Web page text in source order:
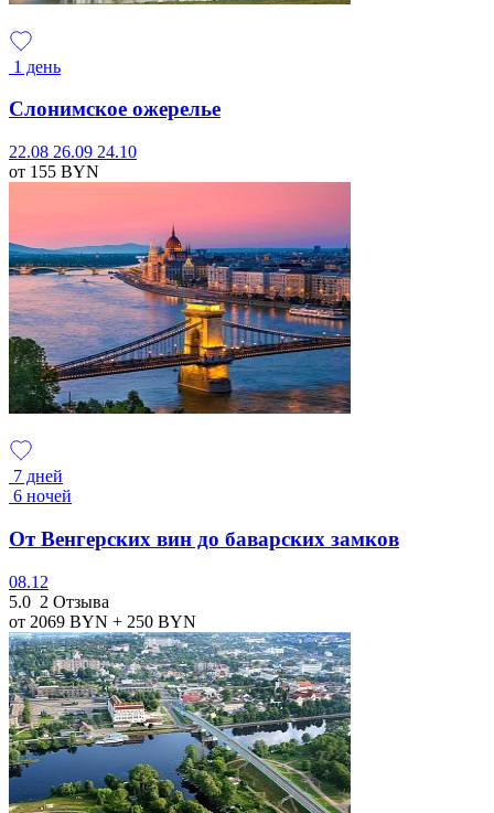
1 день
Слонимское ожерелье
22.08 26.09 24.10
от 155 BYN
7 дней
6 ночей
От Венгерских вин до баварских замков
08.12
5.0 2 Отзыва
от 2069 BYN + 250 BYN